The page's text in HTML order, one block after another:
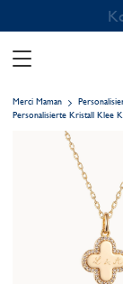
Merci Maman
Personalisierte Kristall Klee